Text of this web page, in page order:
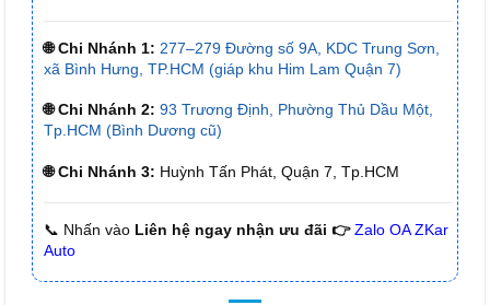
🌐 Chi Nhánh 1: 277–279 Đường số 9A, KDC Trung Sơn,
xã Bình Hưng, TP.HCM (giáp khu Him Lam Quận 7)
🌐 Chi Nhánh 2: 93 Trương Định, Phường Thủ Dầu Một,
Tp.HCM (Bình Dương cũ)
🌐 Chi Nhánh 3: Huỳnh Tấn Phát, Quận 7, Tp.HCM
📞 Nhấn vào Liên hệ ngay nhận ưu đãi 👉 Zalo OA ZKar
Auto